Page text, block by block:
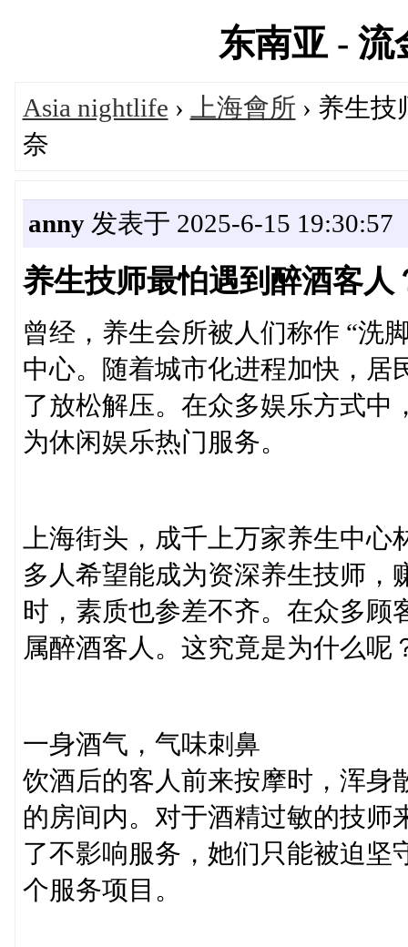
东南亚 -
Asia nightlife › 上海會所 › 养生
奈
anny发表于 2025-6-15 19:30:57
养生技师最怕遇到醉酒客人
曾经，养生会所被人们称作 “洗
中心。随着城市化进程加快，居
了放松解压。在众多娱乐方式中
为休闲娱乐热门服务。​
上海街头，成千上万家养生中
多人希望能成为资深养生技师，
时，素质也参差不齐。在众多顾
属醉酒客人。这究竟是为什么
一身酒气，气味刺鼻​
饮酒后的客人前来按摩时，浑身
的房间内。对于酒精过敏的技师
了不影响服务，她们只能被迫坚
个服务项目。​